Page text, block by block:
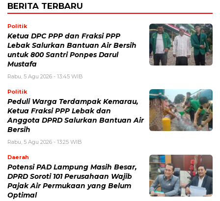
BERITA TERBARU
Politik
Ketua DPC PPP dan Fraksi PPP
Lebak Salurkan Bantuan Air Bersih
untuk 800 Santri Ponpes Darul
Mustafa
Rabu, 5 Agu 2026 - 13:45 WIB
Politik
Peduli Warga Terdampak Kemarau,
Ketua Fraksi PPP Lebak dan
Anggota DPRD Salurkan Bantuan Air
Bersih
Rabu, 5 Agu 2026 - 13:25 WIB
Daerah
Potensi PAD Lampung Masih Besar,
DPRD Soroti 101 Perusahaan Wajib
Pajak Air Permukaan yang Belum
Optimal